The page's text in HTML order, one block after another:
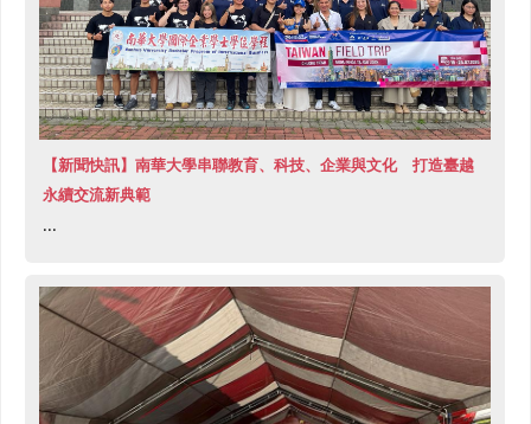
【新聞快訊】南華大學串聯教育、科技、企業與文化 打造臺越
永續交流新典範
...